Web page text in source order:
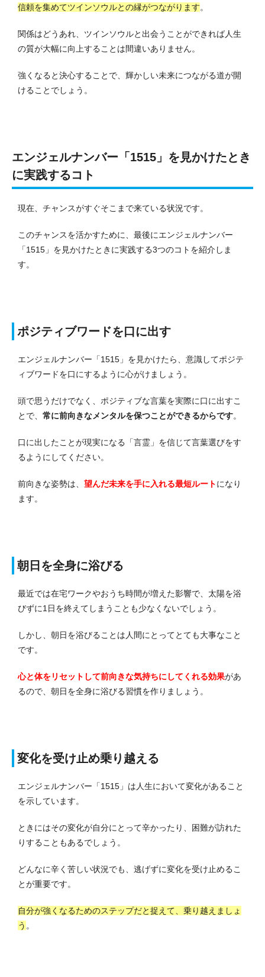
信頼を集めてツインソウルとの縁がつながります。
関係はどうあれ、ツインソウルと出会うことができれば人生
の質が大幅に向上することは間違いありません。
強くなると決心することで、輝かしい未来につながる道が開
けることでしょう。
エンジェルナンバー「1515」を見かけたとき
に実践するコト
現在、チャンスがすぐそこまで来ている状況です。
このチャンスを活かすために、最後にエンジェルナンバー
「1515」を見かけたときに実践する3つのコトを紹介しま
す。
ポジティブワードを口に出す
エンジェルナンバー「1515」を見かけたら、意識してポジテ
ィブワードを口にするように心がけましょう。
頭で思うだけでなく、ポジティブな言葉を実際に口に出すこ
とで、 常に前向きなメンタルを保つことができるからです。
口に出したことが現実になる「言霊」を信じて言葉選びをす
るようにしてください。
前向きな姿勢は、 望んだ未来を手に入れる最短ルートになり
ます。
朝日を全身に浴びる
最近では在宅ワークやおうち時間が増えた影響で、太陽を浴
びずに1日を終えてしまうことも少なくないでしょう。
しかし、朝日を浴びることは人間にとってとても大事なこと
です。
心と体をリセットして前向きな気持ちにしてくれる効果があ
るので、朝日を全身に浴びる習慣を作りましょう。
変化を受け止め乗り越える
エンジェルナンバー「1515」は人生において変化があること
を示しています。
ときにはその変化が自分にとって辛かったり、困難が訪れた
りすることもあるでしょう。
どんなに辛く苦しい状況でも、逃げずに変化を受け止めるこ
とが重要です。
自分が強くなるためのステップだと捉えて、乗り越えましょ
う 。